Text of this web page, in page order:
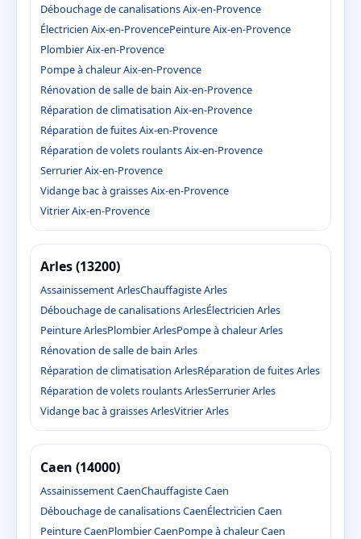
Débouchage de canalisations Aix-en-Provence
Électricien Aix-en-ProvencePeinture Aix-en-Provence
Plombier Aix-en-Provence
Pompe à chaleur Aix-en-Provence
Rénovation de salle de bain Aix-en-Provence
Réparation de climatisation Aix-en-Provence
Réparation de fuites Aix-en-Provence
Réparation de volets roulants Aix-en-Provence
Serrurier Aix-en-Provence
Vidange bac à graisses Aix-en-Provence
Vitrier Aix-en-Provence
Arles (13200)
Assainissement ArlesChauffagiste Arles
Débouchage de canalisations ArlesÉlectricien Arles
Peinture ArlesPlombier ArlesPompe à chaleur Arles
Rénovation de salle de bain Arles
Réparation de climatisation ArlesRéparation de fuites Arles
Réparation de volets roulants ArlesSerrurier Arles
Vidange bac à graisses ArlesVitrier Arles
Caen (14000)
Assainissement CaenChauffagiste Caen
Débouchage de canalisations CaenÉlectricien Caen
Peinture CaenPlombier CaenPompe à chaleur Caen